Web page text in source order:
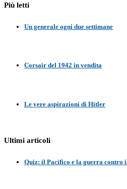
Più letti
Un generale ogni due settimane
Corsair del 1942 in vendita
Le vere aspirazioni di Hitler
Ultimi articoli
Quiz: il Pacifico e la guerra contro